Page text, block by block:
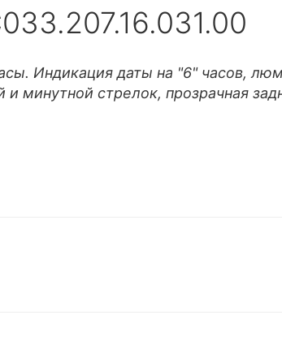
Индикация даты на "6" часов,
и минутной стрелок, прозрачная